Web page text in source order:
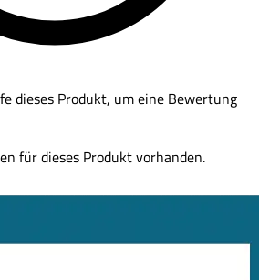
dieses Produkt, um eine Bewertung
für dieses Produkt vorhanden.